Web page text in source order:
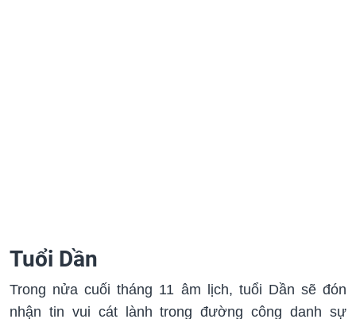
Tuổi Dần
Trong nửa cuối tháng 11 âm lịch, tuổi Dần sẽ đón
nhận tin vui cát lành trong đường công danh sự